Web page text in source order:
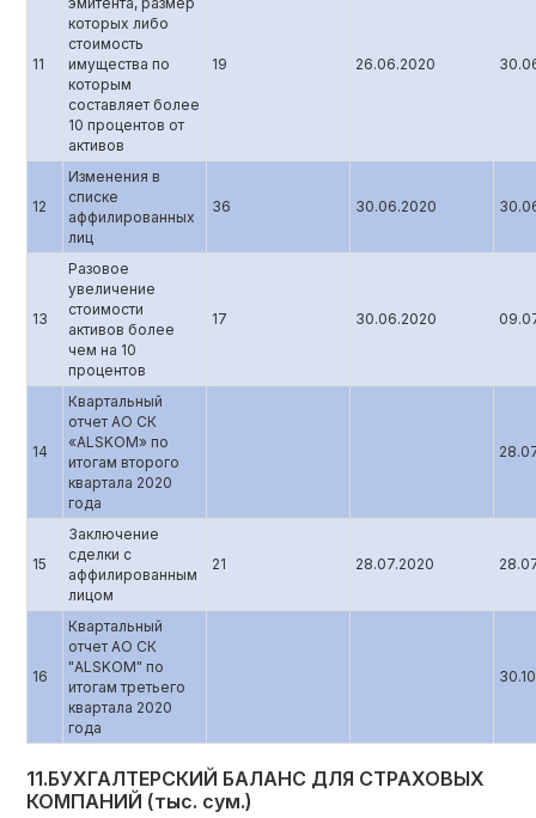
11
которых либо
стоимость
имущества по
которым
составляет более
10 процентов от
активов
19 26.06.2020
12
Изменения в
списке
аффилированных
лиц
36 30.06.2020
13
Разовое
увеличение
стоимости
активов более
чем на 10
процентов
17 30.06.2020
14
Квартальный
отчет АО СК
«ALSKOM» по
итогам второго
квартала 2020
года
15
Заключение
сделки с
аффилированным
лицом
21 28.07.2020
16
Квартальный
отчет АО СК
"ALSKOM" по
итогам третьего
квартала 2020
года
11.БУХГАЛТЕРСКИЙ БАЛАНС ДЛЯ СТРАХОВЫХ
КОМПАНИЙ (тыс. сум.)